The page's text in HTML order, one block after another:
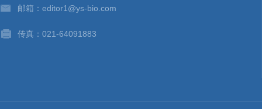
邮箱：editor1@ys-bio.com
传真：021-64091883